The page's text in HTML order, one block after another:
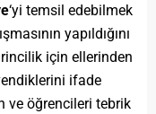
‘yi temsil edebilmek
yapıldığını
için ellerinden
ifade
ve öğrencileri tebrik